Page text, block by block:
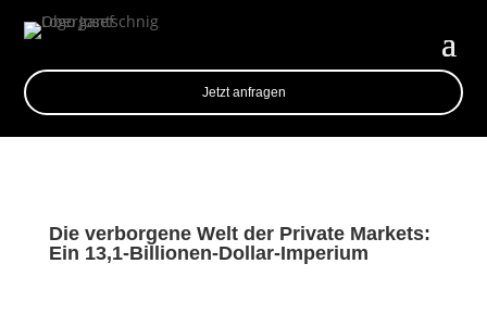
Jetzt anfragen
Die verborgene Welt der Private Markets:
Ein 13,1-Billionen-Dollar-Imperium